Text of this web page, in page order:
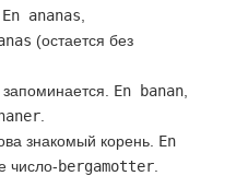
En ananas
(остается без
En banan
знакомый корень. En
число-bergamotter